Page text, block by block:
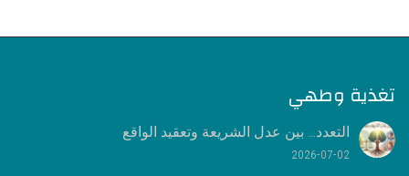
تغذية وطهي
التعدد… بين عدل الشريعة وتعقيد الواقع
2026-07-02